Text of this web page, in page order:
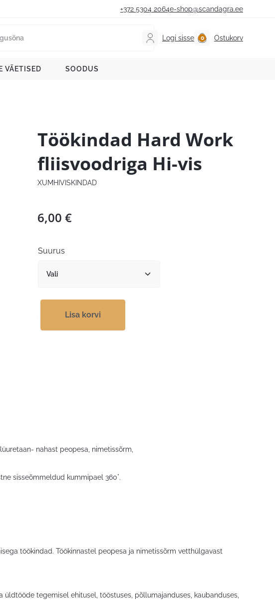
+372 5304 2064e-shop@scandagra.ee
Logi sisse Ostukorv
VÄETISED SOODUS
Töökindad Hard Work
fliisvoodriga Hi-vis
XUMHIVISKINDAD
6,00 €
Suurus
Lisa korvi
nahast peopesa, nimetissõrm,
sisseõmmeldud kummipael 360°.
töökindad. Töökinnastel peopesa ja nimetissõrm vetthülgavast
tegemisel ehitusel, tööstuses, põllumajanduses, kaubanduses,